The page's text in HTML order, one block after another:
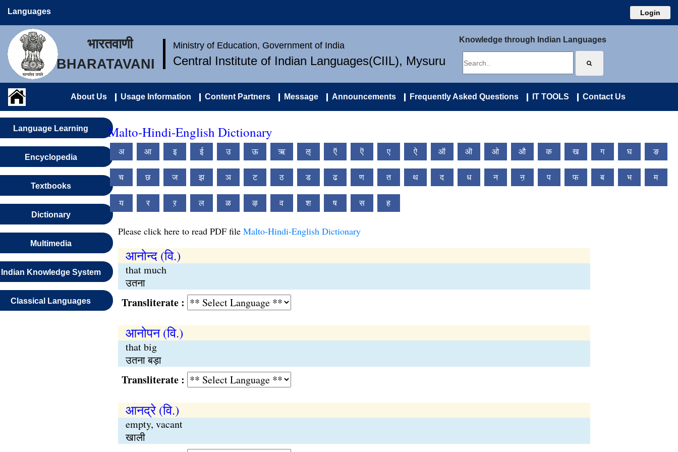
Languages Login
भारतवाणी
BHARATAVANI
Ministry of Education, Government of India
Central Institute of Indian Languages(CIIL), Mysuru
Knowledge through Indian Languages
About Us Usage Information Content Partners Message Announcements Frequently Asked Questions IT TOOLS Contact Us
Language Learning
Encyclopedia
Textbooks
Dictionary
Multimedia
Indian Knowledge System
Classical Languages
Malto-Hindi-English Dictionary
अ आ इ ई उ ऊ ऋ ऌ ऍ ऎ ए ऐ ऑ ऒ ओ औ क ख ग घ ङ
च छ ज झ ञ ट ठ ड ढ ण त थ द ध न ऩ प फ ब भ म
य र ऱ ल ळ ऴ व श ष स ह
Please click here to read PDF file Malto-Hindi-English Dictionary
आनोन्द (वि.)
that much
उतना
Transliterate :
आनोपन (वि.)
that big
उतना बड़ा
Transliterate :
आनद्रे (वि.)
empty, vacant
खाली